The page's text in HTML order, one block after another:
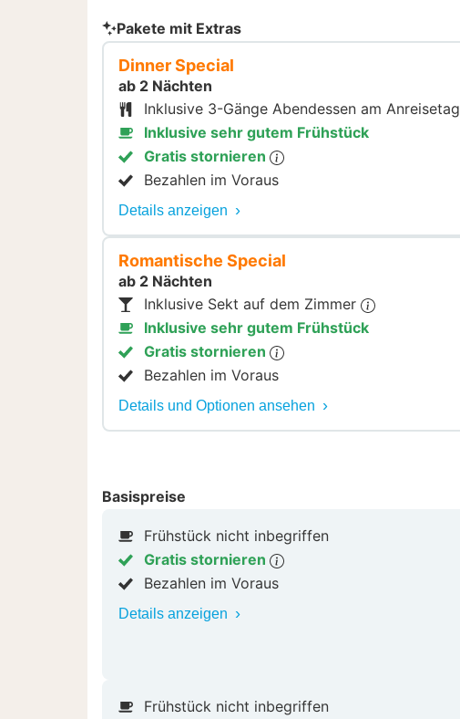
Pakete mit Extras
Dinner Special
ab 2 Nächten
Inklusive 3-Gänge Abendessen am Anreisetag
Inklusive sehr gutem Frühstück
Gratis stornieren
Bezahlen im Voraus
Details anzeigen
Romantische Special
ab 2 Nächten
Inklusive Sekt auf dem Zimmer
Inklusive sehr gutem Frühstück
Gratis stornieren
Bezahlen im Voraus
Details und Optionen ansehen
Basispreise
Frühstück nicht inbegriffen
Gratis stornieren
Bezahlen im Voraus
Details anzeigen
Frühstück nicht inbegriffen